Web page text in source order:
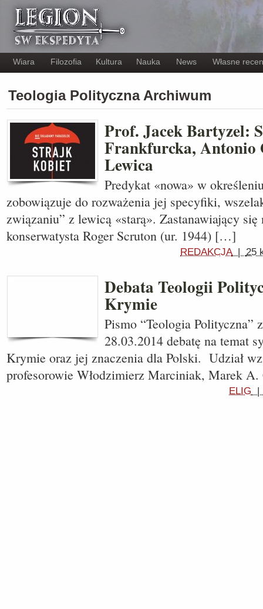
Wiara Filozofia Kultura Nauka News Własne
Teologia Polityczna Archiwum
Prof. Jacek Bartyzel:
Frankfurcka, Antonio
Lewica
Predykat «nowa» w
zobowiązuje do rozważenia jej specyfiki,
związaniu” z lewicą «starą». Zastanawiający
konserwatysta Roger Scruton (ur. 1944) […]
REDAKCJA| 25
Debata Teologii
Krymie
Pismo “Teologia Polityczna”
28.03.2014 debatę na temat
Krymie oraz jej znaczenia dla Polski. Udział
profesorowie Włodzimierz Marciniak, Marek
ELIG